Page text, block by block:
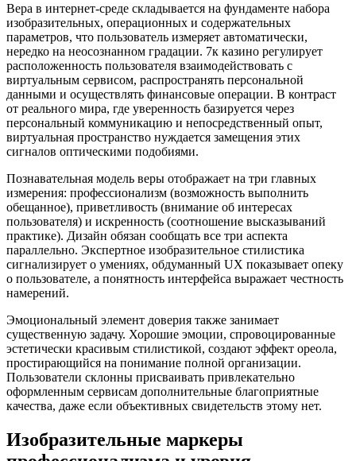
Вера в интернет-среде складывается на фундаменте набора
изобразительных, операционных и содержательных
параметров, что пользователь измеряет автоматически,
нередко на неосознанном градации. 7к казино регулирует
расположенность пользователя взаимодействовать с
виртуальным сервисом, распространять персональной
данными и осуществлять финансовые операции. В контраст
от реального мира, где уверенность базируется через
персональный коммуникацию и непосредственный опыт,
виртуальная пространство нуждается замещения этих
сигналов оптическими подобиями.
Познавательная модель веры отображает на три главных
измерения: профессионализм (возможность выполнить
обещанное), приветливость (внимание об интересах
пользователя) и искренность (соотношение высказываний
практике). Дизайн обязан сообщать все три аспекта
параллельно. Экспертное изобразительное стилистика
сигнализирует о умениях, обдуманный UX показывает опеку
о пользователе, а понятность интерфейса выражает честность
намерений.
Эмоциональный элемент доверия также занимает
существенную задачу. Хорошие эмоции, спровоцированные
эстетически красивым стилистикой, создают эффект ореола,
простирающийся на понимание полной организации.
Пользователи склонны присваивать привлекательно
оформленным сервисам дополнительные благоприятные
качества, даже если объективных свидетельств этому нет.
Изобразительные маркеры